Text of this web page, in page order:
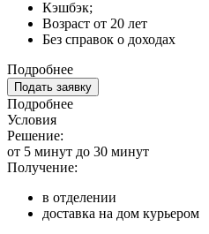
Кэшбэк;
Возраст от 20 лет
Без справок о доходах
Подробнее
Подать заявку
Подробнее
Условия
Решение:
от 5 минут до 30 минут
Получение:
в отделении
доставка на дом курьером